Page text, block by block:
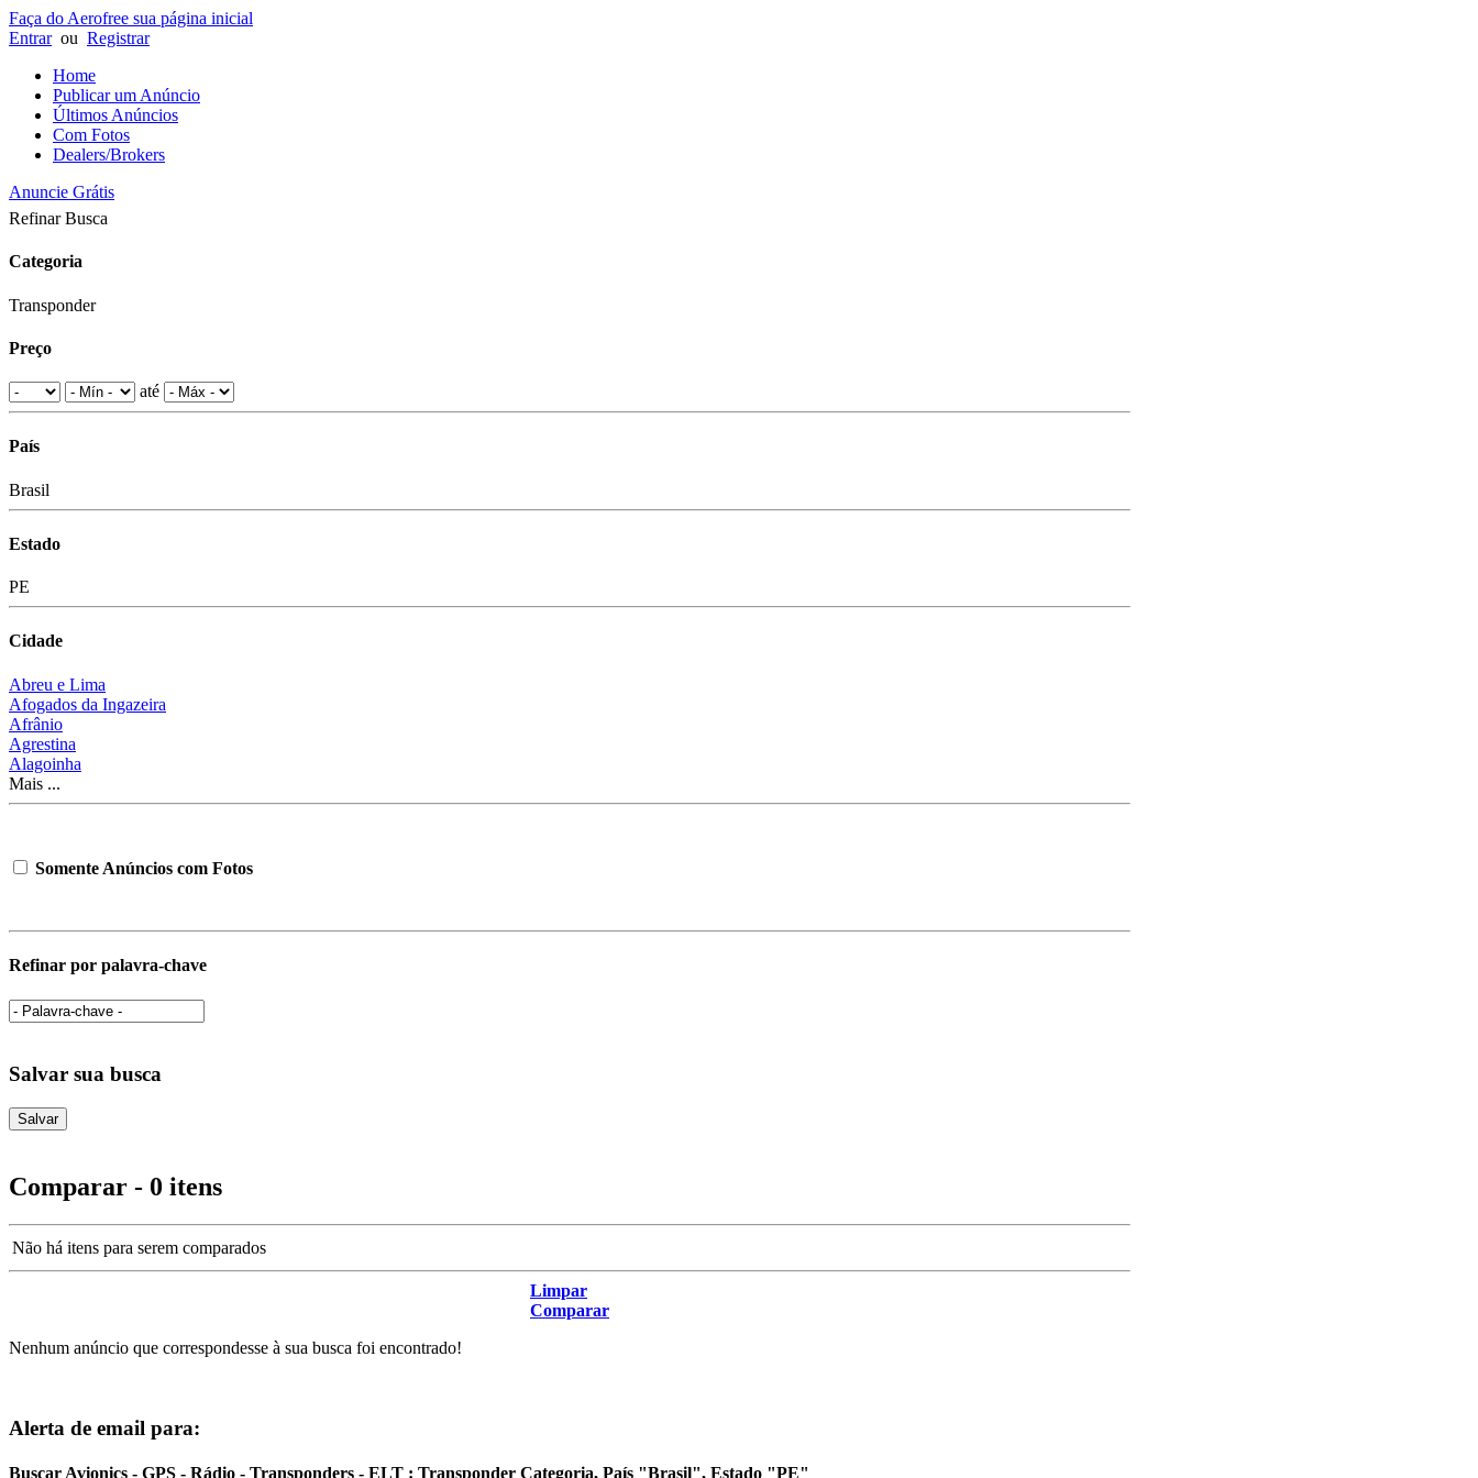
Faça do Aerofree sua página inicial
Entrarou Registrar
Home
Publicar um Anúncio
Últimos Anúncios
Com Fotos
Dealers/Brokers
Anuncie Grátis
Refinar Busca
Categoria
Transponder
Preço
até
País
Brasil
Estado
PE
Cidade
Abreu e Lima
Afogados da Ingazeira
Afrânio
Agrestina
Alagoinha
Mais ...
Somente Anúncios com Fotos
Refinar por palavra-chave
Salvar sua busca
Comparar - 0 itens
Não há itens para serem comparados
Limpar
Comparar
Nenhum anúncio que correspondesse à sua busca foi encontrado!
Alerta de email para:
Buscar Avionics - GPS - Rádio - Transponders - ELT : Transponder Categoria, País "Brasil", Estado "PE"